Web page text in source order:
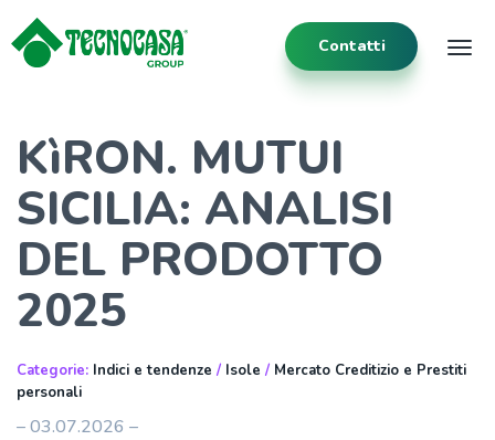
Contatti
KìRON. MUTUI
SICILIA: ANALISI
DEL PRODOTTO
2025
Categorie: Indici e tendenze / Isole / Mercato Creditizio e Prestiti
personali
– 03.07.2026 –